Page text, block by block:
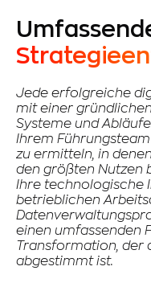
Jede erfolgreiche
mit einer
Systeme und
Ihrem
zu ermitteln, in
den größten Nutzen
Ihre technologische
betrieblichen
einen umfassenden
Transformation, der
abgestimmt ist.